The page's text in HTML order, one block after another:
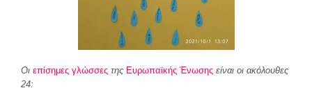
Οι επίσημες γλώσσες της Ευρωπαϊκής Ένωσης είναι οι ακόλουθες
24: